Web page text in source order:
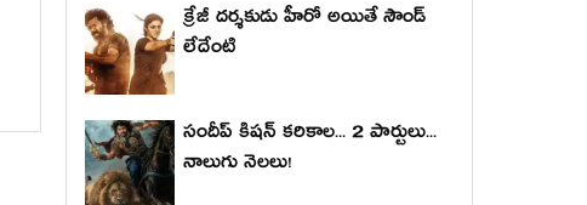
క్రేజీ దర్శకుడు హీరో అయితే సౌండ్
లేదేంటి
సందీప్ కిషన్ కరికాల... 2 పార్టులు...
నాలుగు నెలలు!